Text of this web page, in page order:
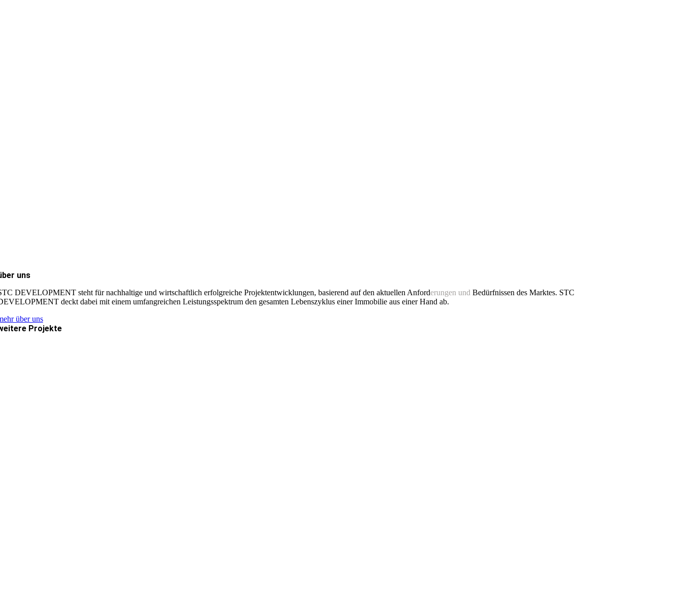
uns
DEVELOPMENT steht für nachhaltige und wirtschaftlich erfolgreiche Projektentwicklungen, basierend auf den aktuellen Anforderungen und Bedürfnissen des Marktes. STC
deckt dabei mit einem umfangreichen Leistungsspektrum den gesamten Lebenszyklus einer Immobilie aus einer Hand ab.
über uns
Projekte